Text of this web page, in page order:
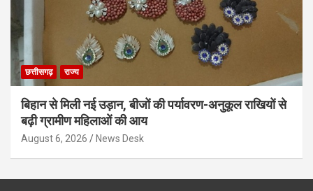
छत्तीसगढ़ राज्य
बिहान से मिली नई उड़ान, बीजों की पर्यावरण-अनुकूल राखियों से
बढ़ी ग्रामीण महिलाओं की आय
August 6, 2026 News Desk